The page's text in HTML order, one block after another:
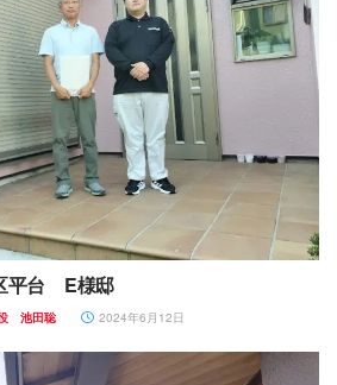
平台 E様邸
池田聡 2024年6月12日